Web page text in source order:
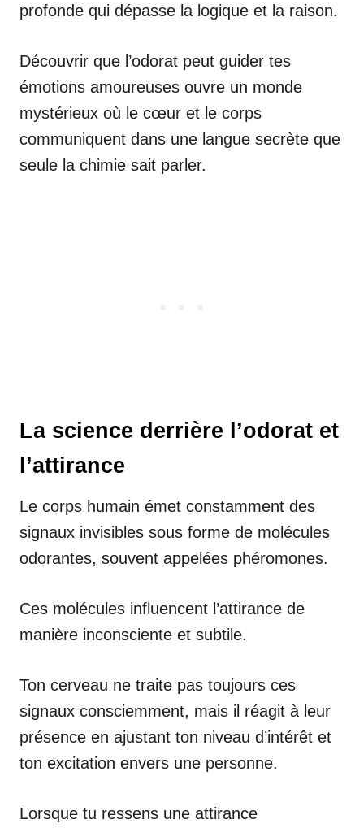
profonde qui dépasse la logique et la raison.
Découvrir que l’odorat peut guider tes
émotions amoureuses ouvre un monde
mystérieux où le cœur et le corps
communiquent dans une langue secrète que
seule la chimie sait parler.
La science derrière l’odorat et
l’attirance
Le corps humain émet constamment des
signaux invisibles sous forme de molécules
odorantes, souvent appelées phéromones.
Ces molécules influencent l’attirance de
manière inconsciente et subtile.
Ton cerveau ne traite pas toujours ces
signaux consciemment, mais il réagit à leur
présence en ajustant ton niveau d’intérêt et
ton excitation envers une personne.
Lorsque tu ressens une attirance